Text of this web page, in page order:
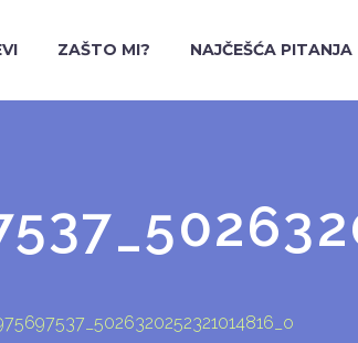
ZAŠTO MI? NAJČEŠĆA PITANJA